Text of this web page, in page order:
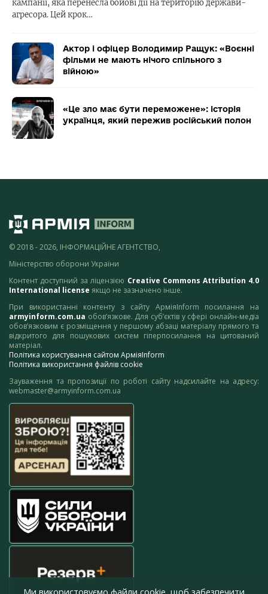
кампанії, яка перенесла бойові дії на територію держави-
агресора. Цей крок…
Актор і офіцер Володимир Ращук: «Воєнні
фільми не мають нічого спільного з
війною»
«Це зло має бути переможене»: історія
українця, який пережив російський полон
© 2018 - 2026, ІНФОРМАЦІЙНЕ АГЕНТСТВО,
Міністерство оборони України
Контент доступний за ліцензією Creative Commons Attribution 4.0
International license якщо не зазначено інше.
При використанні контенту з сайту АрміяInform посилання на
armyinform.com.ua обов’язкове. Для суб’єктів у сфері онлайн-медіа
обов’язковим є розміщення у першому абзаці матеріалу прямого та
відкритого для пошукових систем гіперпосилання на цитований
матеріал.
Політика користування сайтом АрміяInform
Політика використання файлів cookie
Зауваження та пропозиції по роботі сайту надсилайте на адресу:
webmaster@armyinform.com.ua